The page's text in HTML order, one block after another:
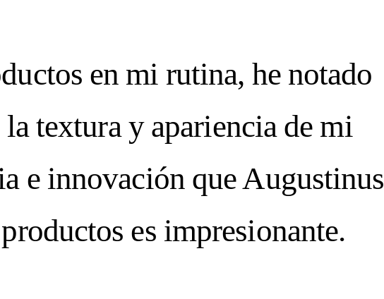
en mi rutina, he notado
textura y apariencia de mi
e innovación queAugustinus
es impresionante.